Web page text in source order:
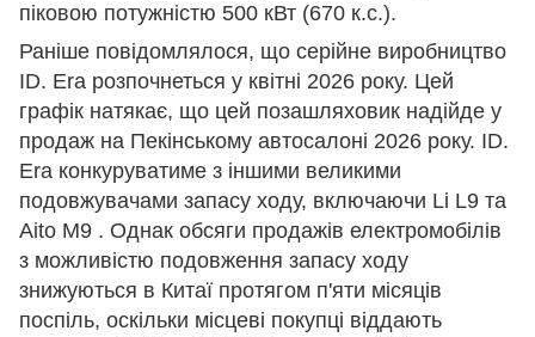
піковою потужністю 500 кВт (670 к.с.).
Раніше повідомлялося, що серійне виробництво
ID. Era розпочнеться у квітні 2026 року. Цей
графік натякає, що цей позашляховик надійде у
продаж на Пекінському автосалоні 2026 року. ID.
Era конкуруватиме з іншими великими
подовжувачами запасу ходу, включаючи Li L9 та
Aito M9 . Однак обсяги продажів електромобілів
з можливістю подовження запасу ходу
знижуються в Китаї протягом п'яти місяців
поспіль, оскільки місцеві покупці віддають